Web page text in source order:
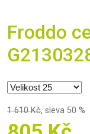
Froddo
1 610 Kč, sleva 50 %